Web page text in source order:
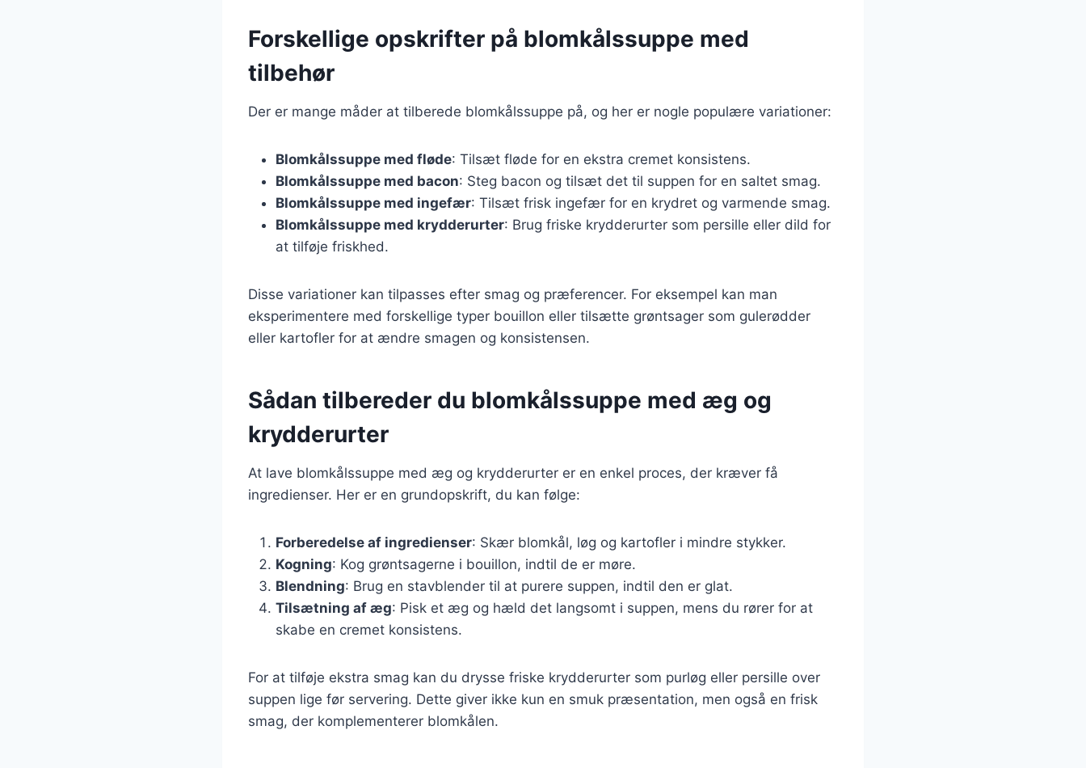
Forskellige opskrifter på blomkålssuppe med
tilbehør
Der er mange måder at tilberede blomkålssuppe på, og her er nogle populære variationer:
Blomkålssuppe med fløde: Tilsæt fløde for en ekstra cremet konsistens.
Blomkålssuppe med bacon: Steg bacon og tilsæt det til suppen for en saltet smag.
Blomkålssuppe med ingefær: Tilsæt frisk ingefær for en krydret og varmende smag.
Blomkålssuppe med krydderurter: Brug friske krydderurter som persille eller dild for
at tilføje friskhed.
Disse variationer kan tilpasses efter smag og præferencer. For eksempel kan man
eksperimentere med forskellige typer bouillon eller tilsætte grøntsager som gulerødder
eller kartofler for at ændre smagen og konsistensen.
Sådan tilbereder du blomkålssuppe med æg og
krydderurter
At lave blomkålssuppe med æg og krydderurter er en enkel proces, der kræver få
ingredienser. Her er en grundopskrift, du kan følge:
Forberedelse af ingredienser: Skær blomkål, løg og kartofler i mindre stykker.
Kogning: Kog grøntsagerne i bouillon, indtil de er møre.
Blendning: Brug en stavblender til at purere suppen, indtil den er glat.
Tilsætning af æg: Pisk et æg og hæld det langsomt i suppen, mens du rører for at
skabe en cremet konsistens.
For at tilføje ekstra smag kan du drysse friske krydderurter som purløg eller persille over
suppen lige før servering. Dette giver ikke kun en smuk præsentation, men også en frisk
smag, der komplementerer blomkålen.